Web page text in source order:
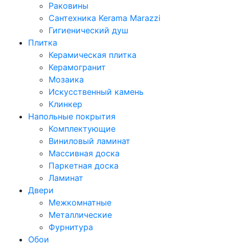
Раковины
Сантехника Kerama Marazzi
Гигиенический душ
Плитка
Керамическая плитка
Керамогранит
Мозаика
Искусственный камень
Клинкер
Напольные покрытия
Комплектующие
Виниловый ламинат
Массивная доска
Паркетная доска
Ламинат
Двери
Межкомнатные
Металлические
Фурнитура
Обои